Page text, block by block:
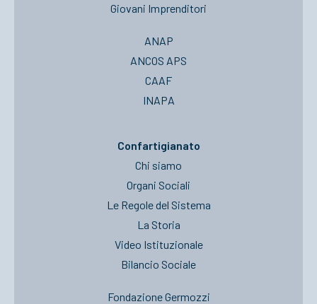
Giovani Imprenditori
ANAP
ANCOS APS
CAAF
INAPA
Confartigianato
Chi siamo
Organi Sociali
Le Regole del Sistema
La Storia
Video Istituzionale
Bilancio Sociale
Fondazione Germozzi